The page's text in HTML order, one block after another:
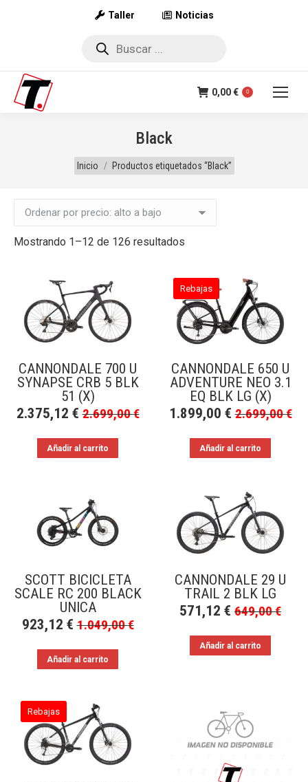
Taller Noticias
Búsqueda
0,00€ 0
Black
Estás aquí:
Inicio Productos etiquetados “Black”
Mostrando 1–12 de 126 resultados
precio:
alto
a
bajo
CANNONDALE 700 U
SYNAPSE CRB 5 BLK
51 (X)
2.375,12 € 2.699,00€
Añadir al carrito
Rebajas
CANNONDALE 650 U
ADVENTURE NEO 3.1
EQ BLK LG (X)
1.899,00 € 2.699,00€
Añadir al carrito
SCOTT BICICLETA
SCALE RC 200 BLACK
UNICA
923,12 € 1.049,00€
Añadir al carrito
CANNONDALE 29 U
TRAIL 2 BLK LG
571,12 € 649,00€
Añadir al carrito
Rebajas